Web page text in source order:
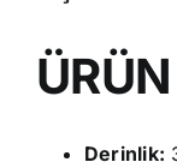
Derinlik: